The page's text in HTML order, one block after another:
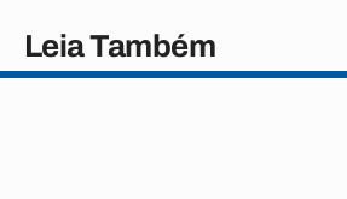
Leia Também